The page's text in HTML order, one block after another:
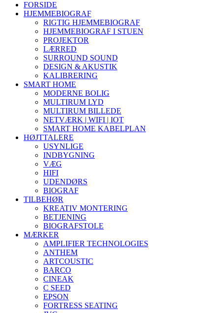
FORSIDE
HJEMMEBIOGRAF
RIGTIG HJEMMEBIOGRAF
HJEMMEBIOGRAF I STUEN
PROJEKTOR
LÆRRED
SURROUND SOUND
DESIGN & AKUSTIK
KALIBRERING
SMART HOME
MODERNE BOLIG
MULTIRUM LYD
MULTIRUM BILLEDE
NETVÆRK | WIFI | IOT
SMART HOME KABELPLAN
HØJTTALERE
USYNLIGE
INDBYGNING
VÆG
HIFI
UDENDØRS
BIOGRAF
TILBEHØR
KREATIV MONTERING
BETJENING
BIOGRAFSTOLE
MÆRKER
AMPLIFIER TECHNOLOGIES
ANTHEM
ARTCOUSTIC
BARCO
CINEAK
C SEED
EPSON
FORTRESS SEATING